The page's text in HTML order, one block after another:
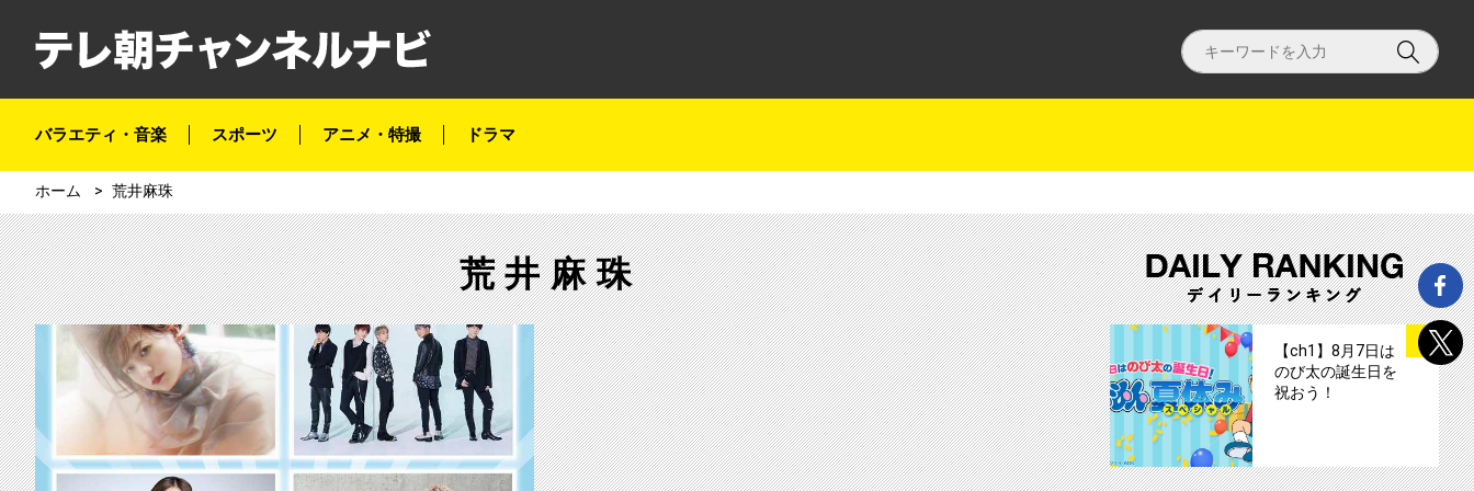
バラエティ・音楽 スポーツ アニメ・特撮 ドラマ
ホーム 荒井麻珠
荒井麻珠
【ch1】abn SUPER LIVE 2019 拡大版サムネイル 1
【ch1】8月7日は
のび太の誕生日を
祝おう！